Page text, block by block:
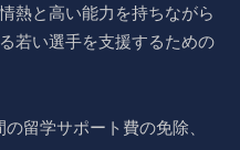
熱と高い能力を持ちながら
若い選手を支援するための
留学サポート費の免除、